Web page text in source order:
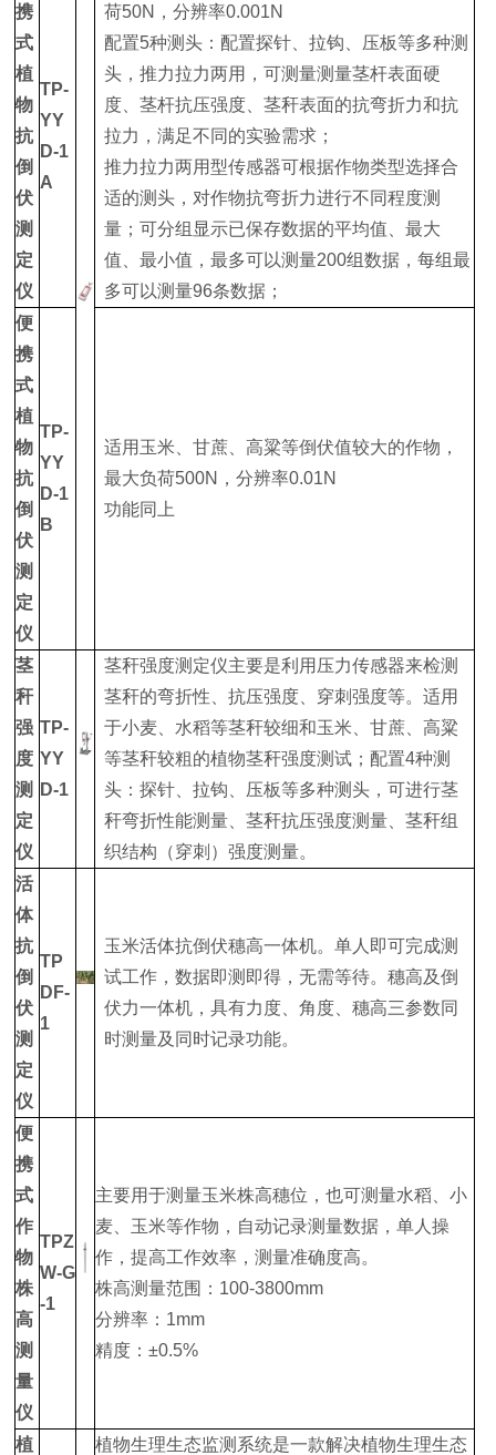
携
式
植
物
抗
倒
伏
测
定
仪
TP-
YY
D-1
A
荷50N，分辨率0.001N
配置5种测头：配置探针、拉钩、压板等多种测
头，推力拉力两用，可测量测量茎杆表面硬
度、茎杆抗压强度、茎秆表面的抗弯折力和抗
拉力，满足不同的实验需求；
推力拉力两用型传感器可根据作物类型选择合
适的测头，对作物抗弯折力进行不同程度测
量；可分组显示已保存数据的平均值、最大
值、最小值，最多可以测量200组数据，每组最
多可以测量96条数据；
便
携
式
植
物
抗
倒
伏
测
定
仪
TP-
YY
D-1
B
适用玉米、甘蔗、高粱等倒伏值较大的作物，
最大负荷500N，分辨率0.01N
功能同上
茎
秆
强
度
测
定
仪
TP-
YY
D-1
茎秆强度测定仪主要是利用压力传感器来检测
茎秆的弯折性、抗压强度、穿刺强度等。适用
于小麦、水稻等茎秆较细和玉米、甘蔗、高粱
等茎秆较粗的植物茎秆强度测试；配置4种测
头：探针、拉钩、压板等多种测头，可进行茎
秆弯折性能测量、茎秆抗压强度测量、茎秆组
织结构（穿刺）强度测量。
活
体
抗
倒
伏
测
定
仪
TP
DF-
1
玉米活体抗倒伏穗高一体机。单人即可完成测
试工作，数据即测即得，无需等待。穗高及倒
伏力一体机，具有力度、角度、穗高三参数同
时测量及同时记录功能。
便
携
式
作
物
株
高
测
量
仪
TPZ
W-G
-1
主要用于测量玉米株高穗位，也可测量水稻、小
麦、玉米等作物，自动记录测量数据，单人操
作，提高工作效率，测量准确度高。
株高测量范围：100-3800mm
分辨率：1mm
精度：±0.5%
植
植物生理生态监测系统是一款解决植物生理生态